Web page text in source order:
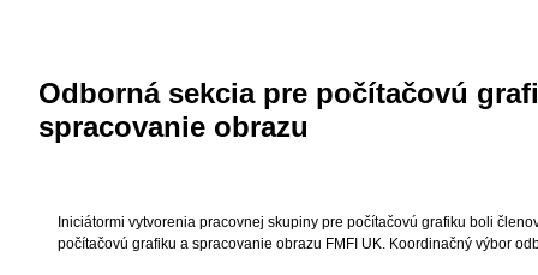
Odborná sekcia pre počítačovú
spracovanie obrazu
Iniciátormi vytvorenia pracovnej skupiny pre počítačovú grafiku boli
počítačovú grafiku a spracovanie obrazu FMFI UK. Koordinačný výbor